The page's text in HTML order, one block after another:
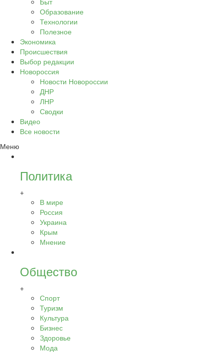
Образование
Технологии
Полезное
Экономика
Происшествия
Выбор редакции
Новороссия
Новости Новороссии
ДНР
ЛНР
Сводки
Видео
Все новости
Меню
Политика
+
В мире
Россия
Украина
Крым
Мнение
Общество
+
Спорт
Туризм
Культура
Бизнес
Здоровье
Мода